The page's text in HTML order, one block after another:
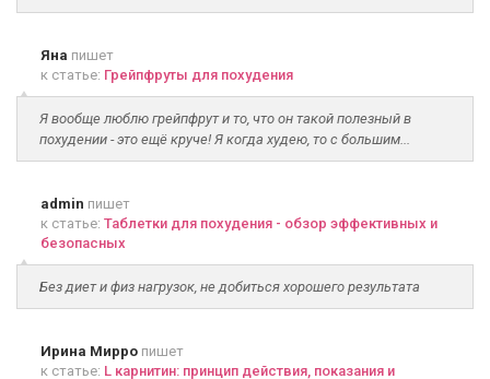
Яна пишет
к статье: Грейпфруты для похудения
Я вообще люблю грейпфрут и то, что он такой полезный в
похудении - это ещё круче! Я когда худею, то с большим...
admin пишет
к статье: Таблетки для похудения - обзор эффективных и
безопасных
Без диет и физ нагрузок, не добиться хорошего результата
Ирина Мирро пишет
к статье: L карнитин: принцип действия, показания и